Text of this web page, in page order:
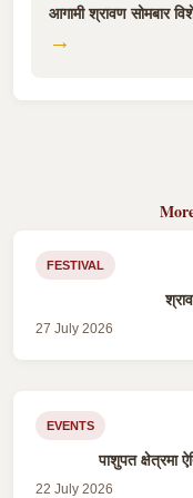
आगामी श्रावण सोमबार
→
FESTIVAL
27 July 2026
EVENTS
पाशुपत क्षेत्रमा
22 July 2026